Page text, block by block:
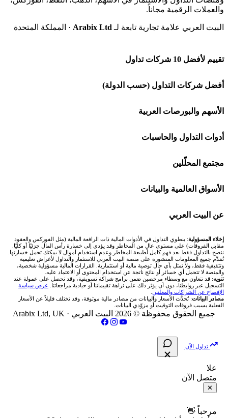
والعملات الرقمية مجاناً.
البيت العربي علامة تجارية تابعة لـ Arabix Ltd · المملكة المتحدة
تقييم لأفضل 10 شركات تداول
شركة Capital.com
افاتريد AvaTrade
اكسنس Exness
منصة بينانس
اكس تي بي XTB
انتراكتيف بروكرز IBKR
أفضل شركات التداول (حسب الدولة)
شركات تداول في السعودية
شركات تداول في الإمارات
شركات تداول في الكويت
شركات تداول في قطر
شركات تداول في الأردن
شركات تداول في العراق
شركات تداول في فلسطين
الأسهم والبورصات العربية
🌍 كل البورصات العربية
🇸🇦 السوق السعودية
🇦🇪 أسواق الإمارات
🇪🇬 البورصة المصرية
🇶🇦 بورصة قطر
🇯🇴 بورصة عمّان
🇧🇭 بورصة البحرين
فلتر الأسهم الشرعي
📋 جميع الأسهم
أدوات التداول والحاسبات
🕌 حاسبة الزكاة
💱 محول العملات
🧮 حاسبة حجم اللوت
📊 حاسبة قيمة النقطة
💰 حاسبة ربح الفوركس
📌 حاسبة النقاط المحورية
📏 حاسبة حجم المركز
📈 حاسبة عائد التداول
📊 حاسبة الربح التراكمي
🧮 حاسبة متوسط سعر السهم
مجتمع المحلّلين
🧱 حائط المجتمع
🏆 لوحة المحلّلين
✍️ اكتب تحليلك
الأسواق العالمية والبيانات
🌐 المؤشرات العالمية
🥇 سعر الذهب اليوم
🥇 أسعار الذهب والمعادن
💱 أسعار العملات والفوركس
💵 سعر الريال السعودي في مصر
📅 المؤشرات الاقتصادية
عن البيت العربي
من نحن
تواصل معنا
فريق المؤلفين
مقالات تعليمية
سياسة تقييم الشركات
الإبلاغ عن شركة نصابة
شروط الاستخدام
إخلاء المسؤولية: ينطوي التداول في الأدوات المالية ذات الرافعة المالية (مثل الفوركس والعقود
مقابل الفروقات) على مستوى عالٍ من المخاطر وقد يؤدي إلى خسارة رأس المال جزئيًا أو كليًا.
ننصح بالتداول فقط بعد فهم كامل لطبيعة المخاطر وعدم استخدام أموال لا يمكنك تحمل خسارتها.
تُقدَّم جميع المعلومات المنشورة على منصة البيت العربي للاستثمار والتداول لأغراض تعليمية
وتثقيفية فقط، ولا تمثل بأي حال توصية مالية أو استثمارية. القرارات المالية مسؤولية شخصية،
والمنصة لا تتحمل أي خسائر أو نتائج ناتجة عن استخدام المحتوى أو الاعتماد عليه.
تنويه: قد نتعاون مع وسطاء مرخصين ضمن برامج شراكة تسويقية، وقد نحصل على عمولة عند
التسجيل عبر روابطنا، دون أن يؤثر ذلك على نزاهة تقييماتنا أو حيادية مراجعاتنا. عرض سياسة
الإفصاح عن الشراكات والمعلنين
مصادر البيانات: تُحدَّث الأسعار والبيانات من مصادر مالية موثوقة، وقد تختلف قليلاً عن الأسعار
الفعلية بسبب فروقات التوقيت أو مزوّدي البيانات.
جميع الحقوق محفوظة © 2026 البيت العربي · Arabix Ltd, UK
تداول الآن
علا
متصل الآن
✕
مرحباً 👋